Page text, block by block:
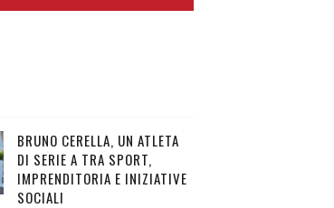
BRUNO CERELLA, UN ATLETA
DI SERIE A TRA SPORT,
IMPRENDITORIA E INIZIATIVE
SOCIALI